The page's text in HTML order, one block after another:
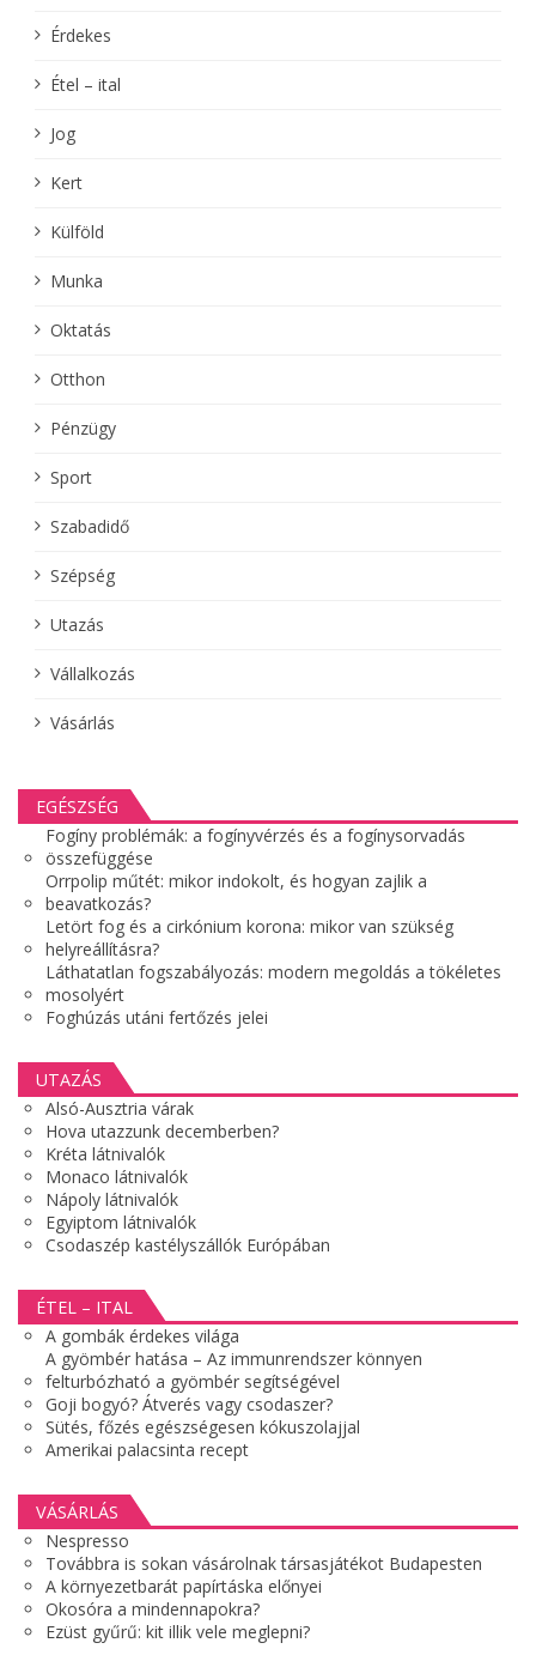
Érdekes
Étel – ital
Jog
Kert
Külföld
Munka
Oktatás
Otthon
Pénzügy
Sport
Szabadidő
Szépség
Utazás
Vállalkozás
Vásárlás
EGÉSZSÉG
Fogíny problémák: a fogínyvérzés és a fogínysorvadás
összefüggése
Orrpolip műtét: mikor indokolt, és hogyan zajlik a
beavatkozás?
Letört fog és a cirkónium korona: mikor van szükség
helyreállításra?
Láthatatlan fogszabályozás: modern megoldás a tökéletes
mosolyért
Foghúzás utáni fertőzés jelei
UTAZÁS
Alsó-Ausztria várak
Hova utazzunk decemberben?
Kréta látnivalók
Monaco látnivalók
Nápoly látnivalók
Egyiptom látnivalók
Csodaszép kastélyszállók Európában
ÉTEL – ITAL
A gombák érdekes világa
A gyömbér hatása – Az immunrendszer könnyen
felturbózható a gyömbér segítségével
Goji bogyó? Átverés vagy csodaszer?
Sütés, főzés egészségesen kókuszolajjal
Amerikai palacsinta recept
VÁSÁRLÁS
Nespresso
Továbbra is sokan vásárolnak társasjátékot Budapesten
A környezetbarát papírtáska előnyei
Okosóra a mindennapokra?
Ezüst gyűrű: kit illik vele meglepni?